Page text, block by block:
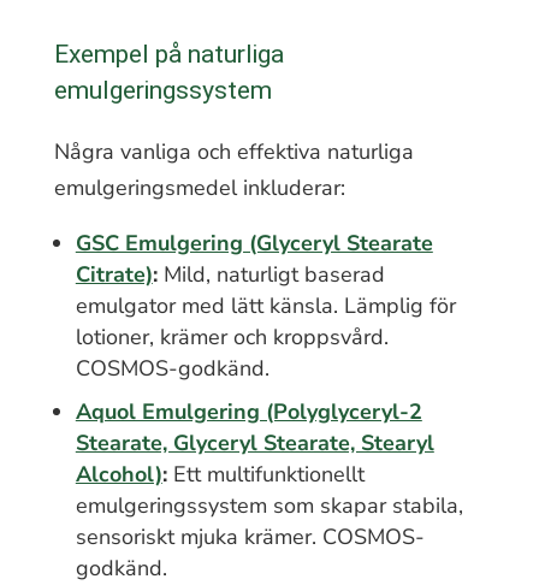
Exempel på naturliga
emulgeringssystem
Några vanliga och effektiva naturliga
emulgeringsmedel inkluderar:
GSC Emulgering (Glyceryl Stearate
Citrate):Mild, naturligt baserad
emulgator med lätt känsla. Lämplig för
lotioner, krämer och kroppsvård.
COSMOS-godkänd.
Aquol Emulgering (Polyglyceryl-2
Stearate, Glyceryl Stearate, Stearyl
Alcohol):Ett multifunktionellt
emulgeringssystem som skapar stabila,
sensoriskt mjuka krämer. COSMOS-
godkänd.